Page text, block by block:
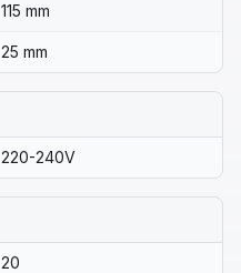
115 mm
25 mm
220-240V
20